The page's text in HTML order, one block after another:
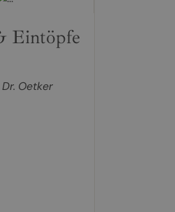
Eintöpfe
Dr. Oetker